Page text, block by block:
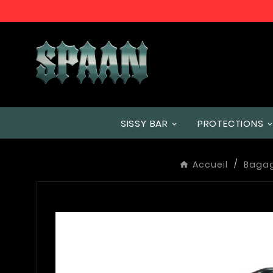
SISSY BAR PROTECTIONS
Accueil